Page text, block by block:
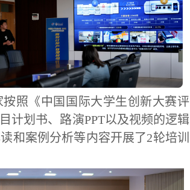
照《中国国际大学生创新大赛评
计划书、路演PPT以及视频的逻辑
和案例分析等内容开展了2轮培训